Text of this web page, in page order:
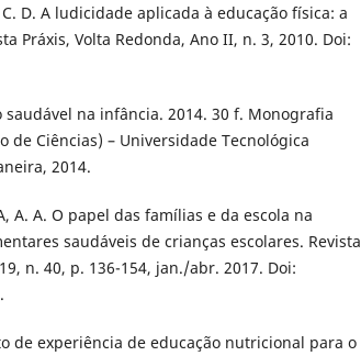
C. D. A ludicidade aplicada à educação física: a
Práxis, Volta Redonda, Ano II, n. 3, 2010. Doi:
saudável na infância. 2014. 30 f. Monografia
de Ciências) – Universidade Tecnológica
2014.
A. A. O papel das famílias e da escola na
saudáveis de crianças escolares. Revista
n. 40, p. 136-154, jan./abr. 2017. Doi:
de experiência de educação nutricional para o